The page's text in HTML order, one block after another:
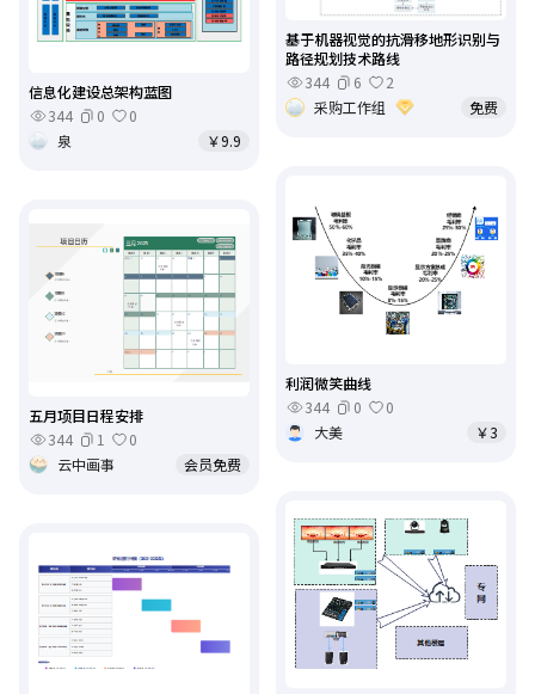
基于机器视觉的抗滑移地形识别与
路径规划技术路线
344
6
2
采购工作组
免费
信息化建设总架构蓝图
344
0
0
泉
￥9.9
利润微笑曲线
344
0
0
大美
￥3
五月项目日程安排
344
1
0
云中画事
会员免费